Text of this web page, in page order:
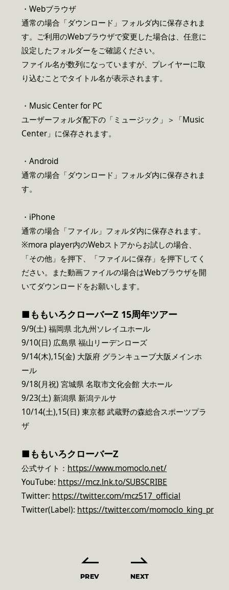
・Webブラウザ
通常の場合「ダウンロード」フォルダ内に保存されま
す。ご利用のWebブラウザで変更した場合は、任意に
設定したフォルダーをご確認ください。
ファイル名が数列になっていますが、プレイヤーに取
り込むことでタイトル名が表示されます。
・Music Center for PC
ユーザーフォルダ配下の「ミュージック」＞「Music
Center」に保存されます。
・Android
通常の場合「ダウンロード」フォルダ内に保存されま
す。
・iPhone
通常の場合「ファイル」フォルダ内に保存されます。
※mora player内のWebストアからお試しの場合、
「その他」を押下、「ファイルに保存」を押下してく
ださい。また動画ファイルの場合はWebブラウザを開
いてダウンロードをお願いします。
■ももいろクローバーZ 15周年ツアー
9/9(土) 福岡県 北九州ソレイユホール
9/10(日) 広島県 福山リーデンローズ
9/14(木),15(金) 大阪府 グランキューブ大阪メインホ
ール
9/18(月祝) 宮城県 名取市文化会館 大ホール
9/23(土) 新潟県 新潟テルサ
10/14(土),15(日) 東京都 武蔵野の森総合スポーツプラ
ザ
■ ももいろクローバーZ
公式サイト： https://www.momoclo.net/
YouTube: https://mcz.lnk.to/SUBSCRIBE
Twitter: https://twitter.com/mcz517_official
Twitter(Label): https://twitter.com/momoclo_king_pr
PREV NEXT